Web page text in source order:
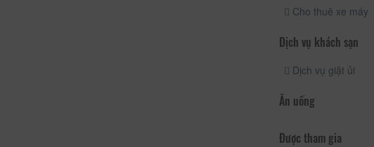
Cho thuê xe máy
Dịch vụ khách sạn
Dịch vụ giặt ủi
Ăn uống
Được tham gia